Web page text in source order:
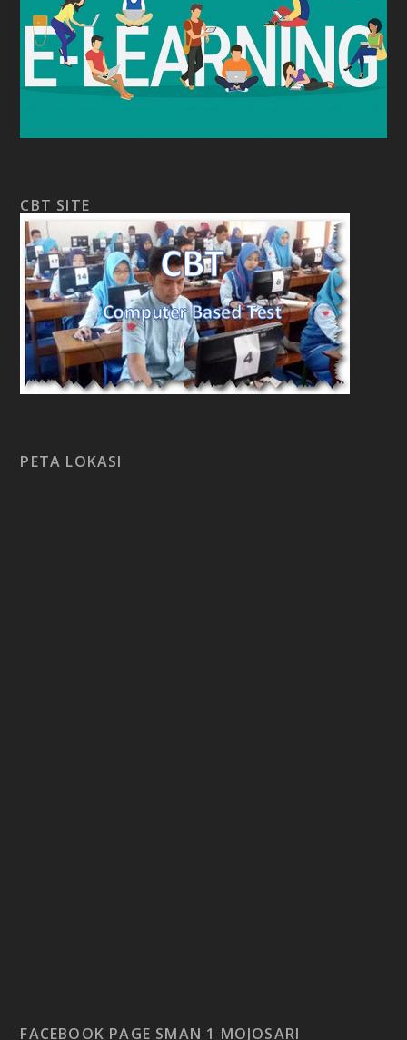
CBT SITE
PETA LOKASI
FACEBOOK PAGE SMAN 1 MOJOSARI